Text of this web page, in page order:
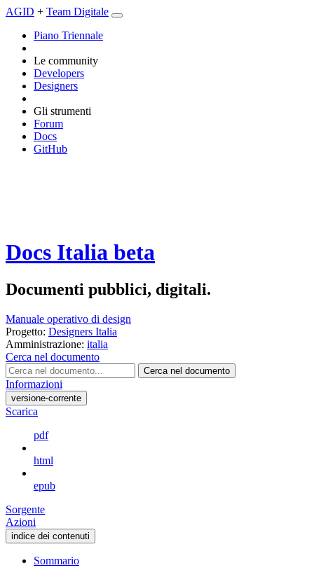
AGID + Team Digitale
Piano Triennale
Le community
Developers
Designers
Gli strumenti
Forum
Docs
GitHub
Docs Italia beta
Documenti pubblici, digitali.
Manuale operativo di design
Progetto: Designers Italia
Amministrazione: italia
Cerca nel documento
Cerca nel documento
Informazioni
versione-corrente
Scarica
pdf
html
epub
Sorgente
Azioni
indice dei contenuti
Sommario